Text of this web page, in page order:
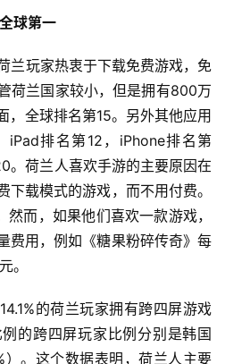
球第一
兰玩家热衷于下载免费游戏，免
荷兰国家较小，但是拥有800万
，全球排名第15。另外其他应用
iPad排名第12，iPhone排名第
。荷兰人喜欢手游的主要原因在
载模式的游戏，而不用付费。
而，如果他们喜欢一款游戏，
费用，例如《糖果粉碎传奇》每
。
的荷兰玩家拥有跨四屏游戏
的跨四屏玩家比例分别是韩国
）。这个数据表明，荷兰人主要